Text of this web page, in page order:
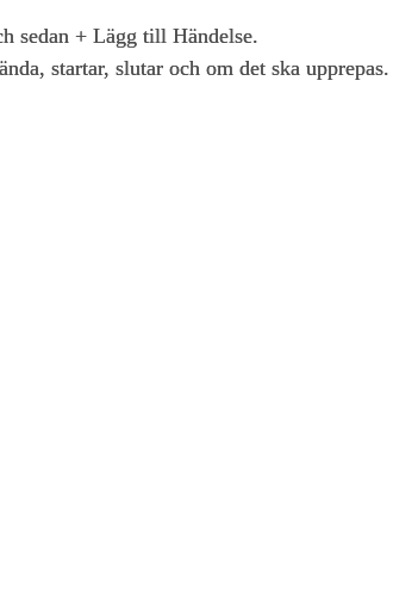
sedan + Lägg till Händelse.
startar, slutar och om det ska